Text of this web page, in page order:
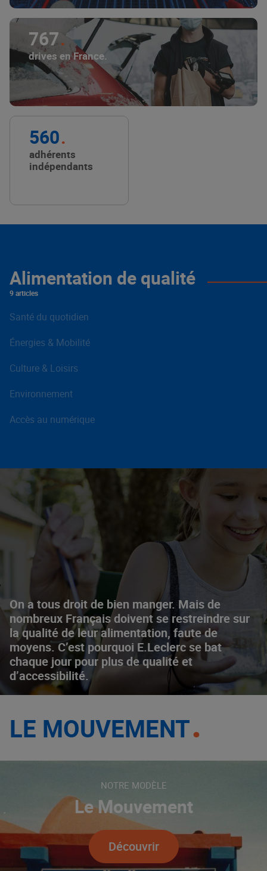
767
drives en France.
560
adhérents
indépendants
On a tous droit de bien manger. Mais de
nombreux Français doivent se restreindre sur
la qualité de leur alimentation, faute de
moyens. C’est pourquoi E.Leclerc se bat
chaque jour pour plus de qualité et
d’accessibilité.
Alimentation de qualité
9 articles
Santé du quotidien
Énergies & Mobilité
Culture & Loisirs
Environnement
Accès au numérique
LE MOUVEMENT
NOTRE MODÈLE
Le Mouvement
Découvrir